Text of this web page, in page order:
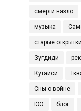
смерти назло
музыка
старые открытки
Зугдиди
Кутаиси
Сны о войне
ЮО блог